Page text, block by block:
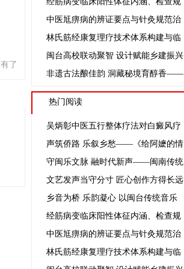
了
中医尪痹病的辨证要点与针灸规范治
林氏筋经康复理疗技术体系构建与临
闽台高校联动聚智 设计赋能乡建振兴
非遗古法酿佳韵 洞藏秘境育醇香——
热门阅读
吴炳彰中医五行整体疗法对白癜风疗
声筑侨路 乐叙乡愁——《给阿嬷的情
守闽乐文脉 融时代新声——闽南传统
文艺发声当守分寸 匠心创作方得长远
乡音为桥 乐韵凝心 以闽台传统音乐
经筋病变临床阳性体征内涵、检查规
中医尪痹病的辨证要点与针灸规范治
林氏筋经康复理疗技术体系构建与临